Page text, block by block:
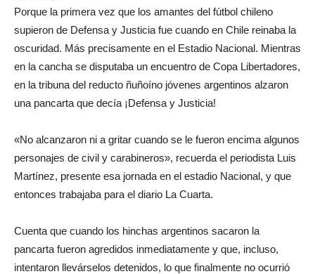
Porque la primera vez que los amantes del fútbol chileno
supieron de Defensa y Justicia fue cuando en Chile reinaba la
oscuridad. Más precisamente en el Estadio Nacional. Mientras
en la cancha se disputaba un encuentro de Copa Libertadores,
en la tribuna del reducto ñuñoíno jóvenes argentinos alzaron
una pancarta que decía ¡Defensa y Justicia!
«No alcanzaron ni a gritar cuando se le fueron encima algunos
personajes de civil y carabineros», recuerda el periodista Luis
Martínez, presente esa jornada en el estadio Nacional, y que
entonces trabajaba para el diario La Cuarta.
Cuenta que cuando los hinchas argentinos sacaron la
pancarta fueron agredidos inmediatamente y que, incluso,
intentaron llevárselos detenidos, lo que finalmente no ocurrió